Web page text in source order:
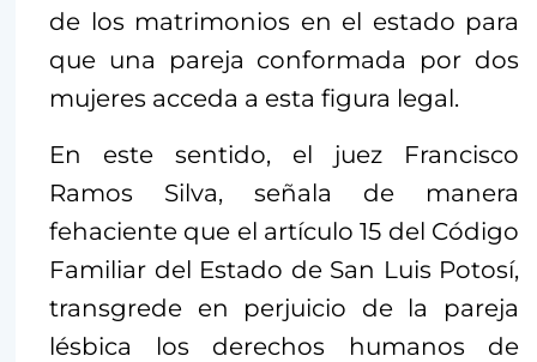
de los matrimonios en el estado para
que una pareja conformada por dos
mujeres acceda a esta figura legal.
En este sentido, el juez Francisco
Ramos Silva, señala de manera
fehaciente que el artículo 15 del Código
Familiar del Estado de San Luis Potosí,
transgrede en perjuicio de la pareja
lésbica los derechos humanos de